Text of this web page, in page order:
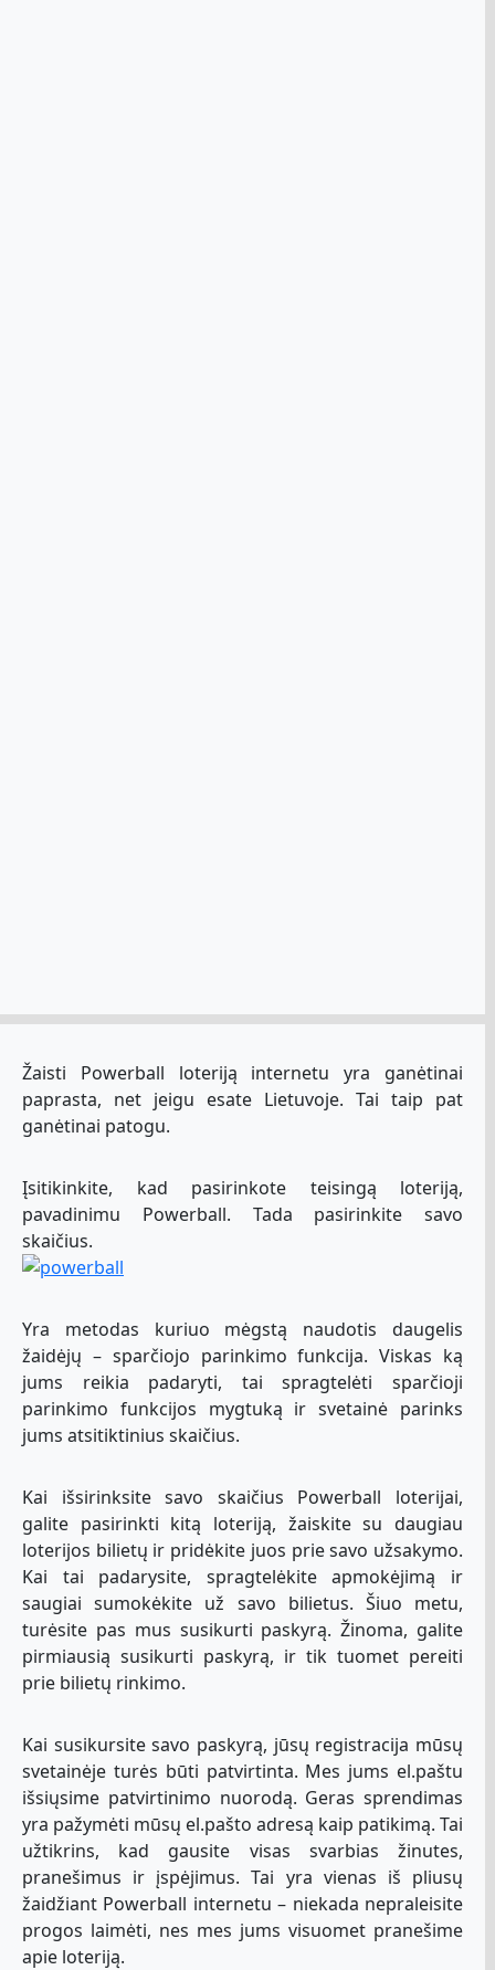
Žaisti Powerball loteriją internetu yra ganėtinai
paprasta, net jeigu esate Lietuvoje. Tai taip pat
ganėtinai patogu.
Įsitikinkite, kad pasirinkote teisingą loteriją,
pavadinimu Powerball. Tada pasirinkite savo
skaičius.
Yra metodas kuriuo mėgstą naudotis daugelis
žaidėjų – sparčiojo parinkimo funkcija. Viskas ką
jums reikia padaryti, tai spragtelėti sparčioji
parinkimo funkcijos mygtuką ir svetainė parinks
jums atsitiktinius skaičius.
Kai išsirinksite savo skaičius Powerball loterijai,
galite pasirinkti kitą loteriją, žaiskite su daugiau
loterijos bilietų ir pridėkite juos prie savo užsakymo.
Kai tai padarysite, spragtelėkite apmokėjimą ir
saugiai sumokėkite už savo bilietus. Šiuo metu,
turėsite pas mus susikurti paskyrą. Žinoma, galite
pirmiausią susikurti paskyrą, ir tik tuomet pereiti
prie bilietų rinkimo.
Kai susikursite savo paskyrą, jūsų registracija mūsų
svetainėje turės būti patvirtinta. Mes jums el.paštu
išsiųsime patvirtinimo nuorodą. Geras sprendimas
yra pažymėti mūsų el.pašto adresą kaip patikimą. Tai
užtikrins, kad gausite visas svarbias žinutes,
pranešimus ir įspėjimus. Tai yra vienas iš pliusų
žaidžiant Powerball internetu – niekada nepraleisite
progos laimėti, nes mes jums visuomet pranešime
apie loteriją.